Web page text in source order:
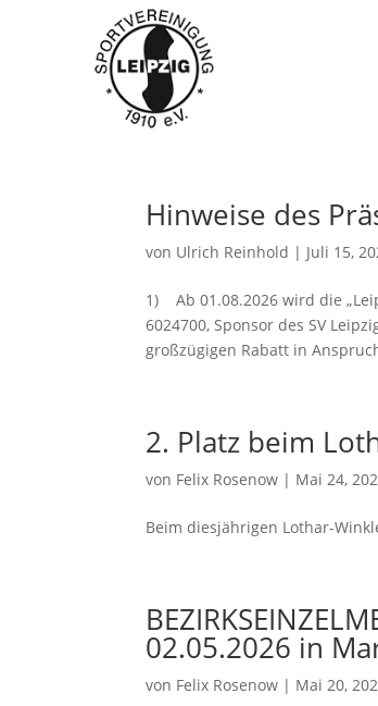
Hinweise des
von Ulrich Reinhold | Juli 15,
1) Ab 01.08.2026 wird die
6024700, Sponsor des SV
großzügigen Rabatt in
2. Platz beim
von Felix Rosenow | Mai 24,
Beim diesjährigen Lothar-
02.05.2026 in
von Felix Rosenow | Mai 20,